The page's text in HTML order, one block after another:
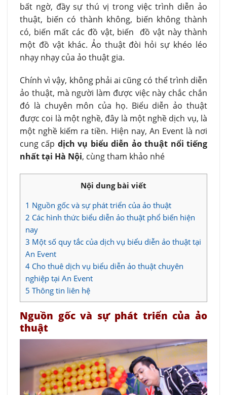
bất ngờ, đầy sự thú vị trong việc trình diễn ảo
thuật, biến có thành không, biến không thành
có, biến mất các đồ vật, biến đồ vật này thành
một đồ vật khác. Ảo thuật đòi hỏi sự khéo léo
nhạy nhạy của ảo thuật gia.
Chính vì vậy, không phải ai cũng có thể trình diễn
ảo thuật, mà người làm được việc này chắc chắn
đó là chuyên môn của họ. Biểu diễn ảo thuật
được coi là một nghề, đây là một nghề dịch vụ, là
một nghề kiếm ra tiền. Hiện nay, An Event là nơi
cung cấp dịch vụ biểu diễn ảo thuật nổi tiếng
nhất tại Hà Nội, cùng tham khảo nhé
Nội dung bài viết
1 Nguồn gốc và sự phát triển của ảo thuật
2 Các hình thức biểu diễn ảo thuật phổ biến hiện
nay
3 Một số quy tắc của dịch vụ biểu diễn ảo thuật tại
An Event
4 Cho thuê dịch vụ biểu diễn ảo thuật chuyên
nghiệp tại An Event
5 Thông tin liên hệ
Nguồn gốc và sự phát triển của ảo
thuật